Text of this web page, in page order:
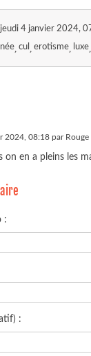
jeudi 4 janvier 2024,
cul erotisme luxe
2024, 08:18 par Rouge
on en a pleins les
:
: